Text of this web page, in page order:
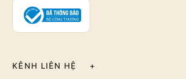
KÊNH LIÊN HỆ +